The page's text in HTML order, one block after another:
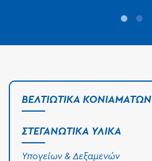
ΒΕΛΤΙΩΤΙΚΆ ΚΟΝΙΑΜΆΤΩΝ
ΣΤΕΓΑΝΩΤΙΚΆ ΥΛΙΚΆ
Υπογείων & Δεξαμενών